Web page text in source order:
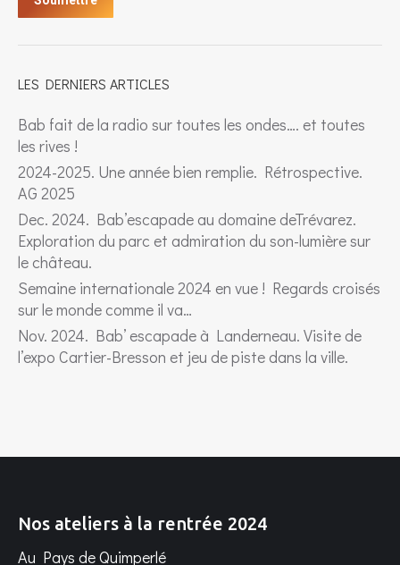
LES DERNIERS ARTICLES
Bab fait de la radio sur toutes les ondes…. et toutes
les rives !
2024-2025. Une année bien remplie. Rétrospective.
AG 2025
Dec. 2024. Bab’escapade au domaine deTrévarez.
Exploration du parc et admiration du son-lumière sur
le château.
Semaine internationale 2024 en vue ! Regards croisés
sur le monde comme il va…
Nov. 2024. Bab’ escapade à Landerneau. Visite de
l’expo Cartier-Bresson et jeu de piste dans la ville.
Nos ateliers à la rentrée 2024
Au Pays de Quimperlé